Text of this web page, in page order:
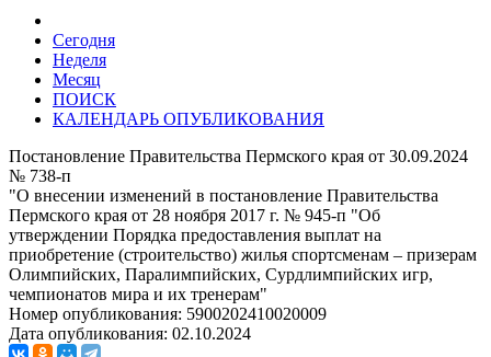
Сегодня
Неделя
Месяц
ПОИСК
КАЛЕНДАРЬ ОПУБЛИКОВАНИЯ
Постановление Правительства Пермского края от 30.09.2024
№ 738-п
"О внесении изменений в постановление Правительства
Пермского края от 28 ноября 2017 г. № 945-п "Об
утверждении Порядка предоставления выплат на
приобретение (строительство) жилья спортсменам – призерам
Олимпийских, Паралимпийских, Сурдлимпийских игр,
чемпионатов мира и их тренерам"
Номер опубликования: 5900202410020009
Дата опубликования: 02.10.2024